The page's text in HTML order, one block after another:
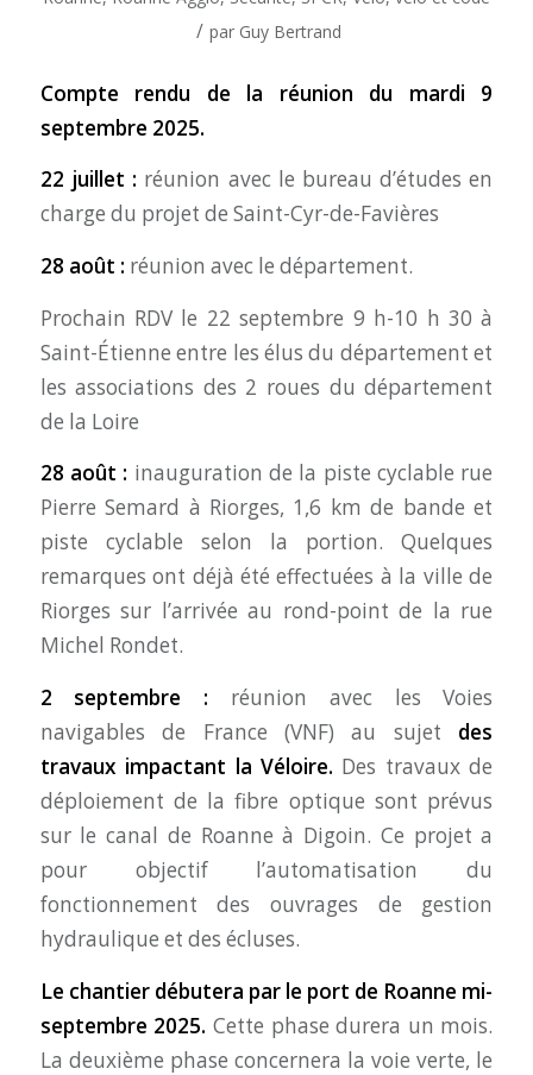
/ par Guy Bertrand
Compte rendu de la réunion du mardi 9
septembre 2025.
22 juillet : réunion avec le bureau d’études en
charge du projet de Saint-Cyr-de-Favières
28 août : réunion avec le département.
Prochain RDV le 22 septembre 9 h-10 h 30 à
Saint-Étienne entre les élus du département et
les associations des 2 roues du département
de la Loire
28 août : inauguration de la piste cyclable rue
Pierre Semard à Riorges, 1,6 km de bande et
piste cyclable selon la portion. Quelques
remarques ont déjà été effectuées à la ville de
Riorges sur l’arrivée au rond-point de la rue
Michel Rondet.
2 septembre : réunion avec les Voies
navigables de France (VNF) au sujet des
travaux impactant la Véloire. Des travaux de
déploiement de la fibre optique sont prévus
sur le canal de Roanne à Digoin. Ce projet a
pour objectif l’automatisation du
fonctionnement des ouvrages de gestion
hydraulique et des écluses.
Le chantier débutera par le port de Roanne mi-
septembre 2025. Cette phase durera un mois.
La deuxième phase concernera la voie verte, le